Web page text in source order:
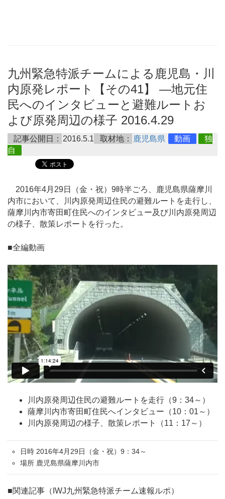
九州緊急特派チームによる鹿児島・川
内原発レポート【その41】 ―地元住
民へのインタビューと避難ルートお
よび原発周辺の様子 2016.4.29
記事公開日： 2016.5.1 取材地： 鹿児島県 動画
独
自
2016年4月29日（金・祝）9時半ごろ、鹿児島県薩摩川
内市において、川内原発周辺住民の避難ルートを走行し、
薩摩川内市寄田町住民へのインタビュー及び川内原発周辺
の様子、散策レポートを行った。
■全編動画
川内原発周辺住民の避難ルートを走行（9：34～）
薩摩川内市寄田町住民へインタビュー（10：01～）
川内原発周辺の様子、散策レポート（11：17～）
日時 2016年4月29日（金・祝）9：34～
場所 鹿児島県薩摩川内市
■関連記事（IWJ九州緊急特派チーム速報ルポ）